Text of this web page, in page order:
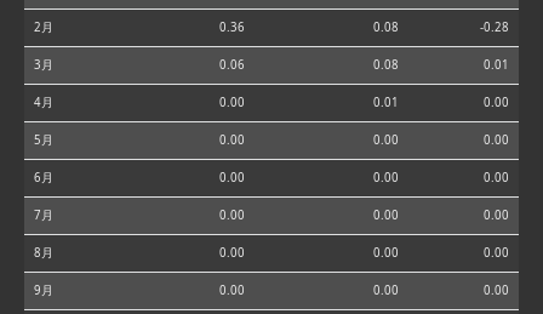
2月 0.36 0.08 -0.28
3月 0.06 0.08 0.01
4月 0.00 0.01 0.00
5月 0.00 0.00 0.00
6月 0.00 0.00 0.00
7月 0.00 0.00 0.00
8月 0.00 0.00 0.00
9月 0.00 0.00 0.00